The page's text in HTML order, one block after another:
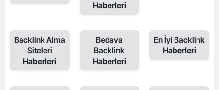
Haberleri
Backlink Alma
Siteleri
Haberleri
Bedava
Backlink
Haberleri
En İyi Backlink
Haberleri